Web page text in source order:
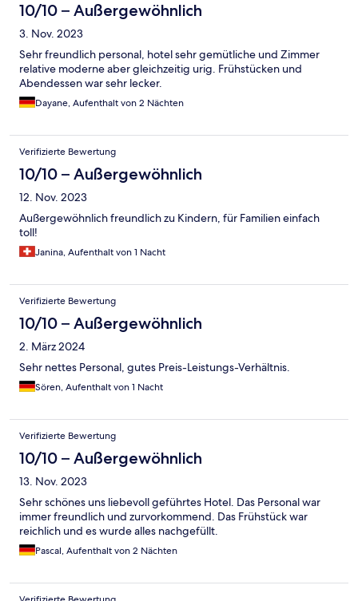
10/10 – Außergewöhnlich
3. Nov. 2023
Sehr freundlich personal, hotel sehr gemütliche und Zimmer
relative moderne aber gleichzeitig urig. Frühstücken und
Abendessen war sehr lecker.
Dayane, Aufenthalt von 2 Nächten
Verifizierte Bewertung
10/10 – Außergewöhnlich
12. Nov. 2023
Außergewöhnlich freundlich zu Kindern, für Familien einfach
toll!
Janina, Aufenthalt von 1 Nacht
Verifizierte Bewertung
10/10 – Außergewöhnlich
2. März 2024
Sehr nettes Personal, gutes Preis-Leistungs-Verhältnis.
Sören, Aufenthalt von 1 Nacht
Verifizierte Bewertung
10/10 – Außergewöhnlich
13. Nov. 2023
Sehr schönes uns liebevoll geführtes Hotel. Das Personal war
immer freundlich und zurvorkommend. Das Frühstück war
reichlich und es wurde alles nachgefüllt.
Pascal, Aufenthalt von 2 Nächten